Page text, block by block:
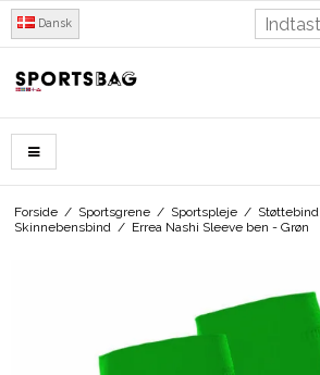
Dansk
Forside / Sportsgrene / Sportspleje / Støttebind
Skinnebensbind / Errea Nashi Sleeve ben - Grøn